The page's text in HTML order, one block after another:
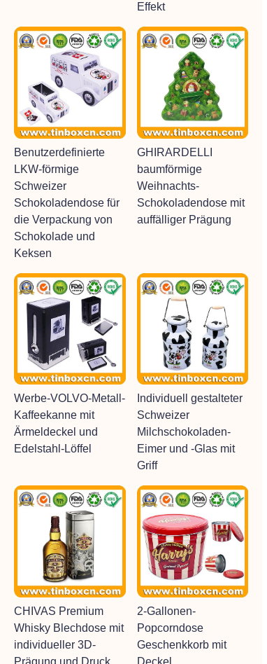
Effekt
Benutzerdefinierte
LKW-förmige
Schweizer
Schokoladendose für
die Verpackung von
Schokolade und
Keksen
GHIRARDELLI
baumförmige
Weihnachts-
Schokoladendose mit
auffälliger Prägung
Werbe-VOLVO-Metall-
Kaffeekanne mit
Ärmeldeckel und
Edelstahl-Löffel
Individuell gestalteter
Schweizer
Milchschokoladen-
Eimer und -Glas mit
Griff
CHIVAS Premium
Whisky Blechdose mit
individueller 3D-
Prägung und Druck
2-Gallonen-
Popcorndose
Geschenkkorb mit
Deckel